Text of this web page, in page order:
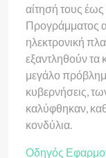
αίτησή τους
Προγράμματος
ηλεκτρονική
εξαντληθούν τα
μεγάλο
κυβερνήσεις,
καλύφθηκαν,
κονδύλια.
Οδηγός